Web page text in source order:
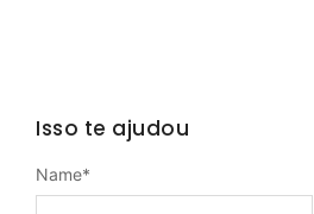
Isso te ajudou
Name*